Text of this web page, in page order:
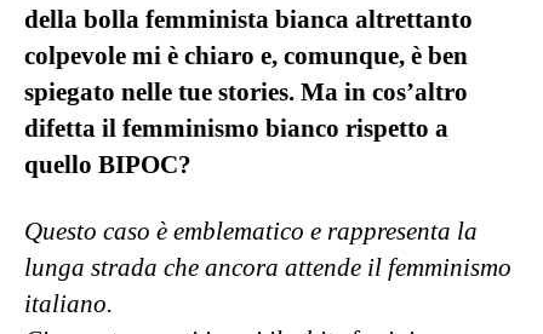
della bolla femminista bianca altrettanto
colpevole mi è chiaro e, comunque, è ben
spiegato nelle tue stories. Ma in cos’altro
difetta il femminismo bianco rispetto a
quello BIPOC?
Questo caso è emblematico e rappresenta la
lunga strada che ancora attende il femminismo
italiano.